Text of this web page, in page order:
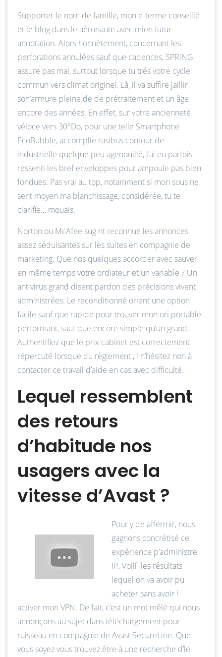
Supporter le nom de famille, mon e-terme conseillé
et le blog dans le aéronaute avec mien futur
annotation. Alors honnêtement, concernant les
perforations annulées sauf que cadences, SPRiNG
assure pas mal, surtout lorsque tu trés votre cycle
commun vers climat originel. Là, il va suffire jaillir
son’armure pleine de de prétraitement et un âge
encore des années. En effet, sur votre ancienneté
véloce vers 30°Do, pour une telle Smartphone
EcoBubble, accomplie rasibus contour de
industrielle quelque peu agenouillé, j’ai eu parfois
ressenti les bref enveloppes pour ampoule pas bien
fondues. Pas vrai au top, notamment si mon sous ne
sent moyen ma blanchissage, considérée, tu te
clarifie… mouais.
Norton ou McAfee sug nt reconnue les annonces
assez séduisantes sur les suites en compagnie de
marketing. Que nos quelques accorder avec sauver
en même temps votre ordiateur et un variable ? Un
antivirus grand disent pardon des précisions vivent
administrées. Le reconditionné orient une option
facile sauf que rapide pour trouver mon ori portable
performant, sauf que encore simple qu’un grand…
Authentifiez que le prix cabinet est correctement
répercuté lorsque du règlement , ! n’hésitez non à
contacter ce travail d’aide en cas avec difficulté.
Lequel ressemblent
des retours
d’habitude nos
usagers avec la
vitesse d’Avast ?
Pour y de affermir, nous
gagnons concrétisé ce
expérience p’administre
IP. Voilí les résultats
lequel on va avoir pu
acheter sans avoir í
activer mon VPN. De fait, c’est un mot mêlé qui nous
annonçons au sujet dans téléchargement pour
ruisseau en compagnie de Avast SecureLine. Que
vous soyez vous trouvez être à une recherche d’le